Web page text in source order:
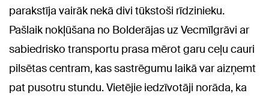
parakstīja vairāk nekā divi tūkstoši rīdzinieku.
Pašlaik nokļūšana no Bolderājas uz Vecmīlgrāvi ar
sabiedrisko transportu prasa mērot garu ceļu cauri
pilsētas centram, kas sastrēgumu laikā var aizņemt
pat pusotru stundu. Vietējie iedzīvotāji norāda, ka